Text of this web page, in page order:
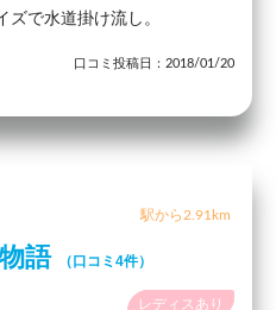
ズで水道掛け流し。
口コミ投稿日：2018/01/20
駅から2.91km
語 （口コミ4件）
レディスあり